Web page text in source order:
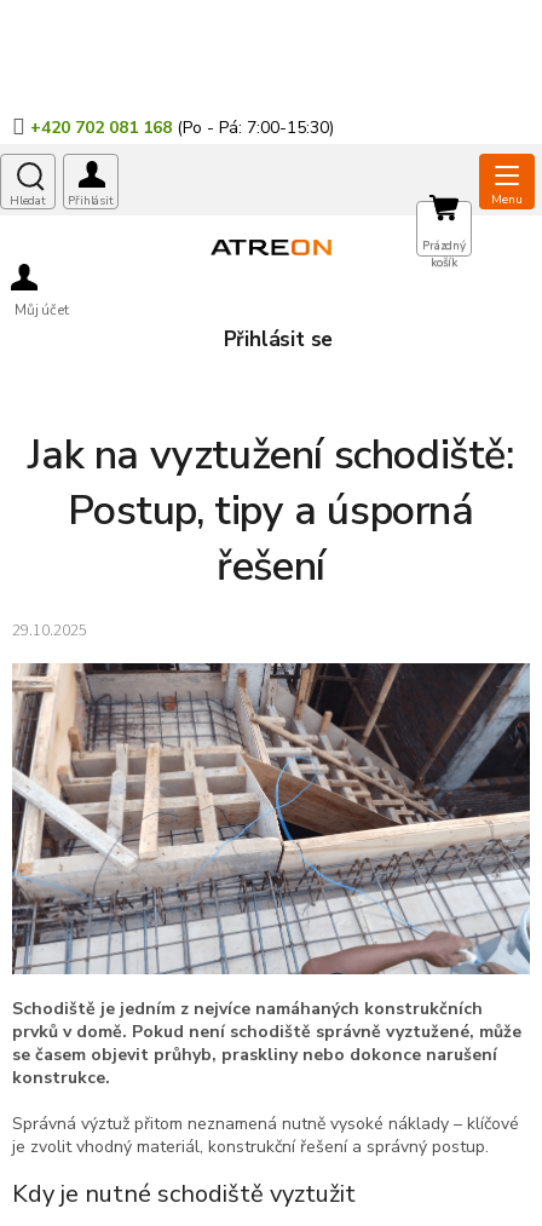
+420 702 081 168
Můj účet
Přihlásit se
NÁKUPNÍ
KOŠÍK
Prázdný
košík
Jak na vyztužení schodiště:
Postup, tipy a úsporná
řešení
29.10.2025
Schodiště je jedním z nejvíce namáhaných konstrukčních
prvků v domě. Pokud není schodiště správně vyztužené, může
se časem objevit průhyb, praskliny nebo dokonce narušení
konstrukce.
Správná výztuž přitom neznamená nutně vysoké náklady – klíčové
je zvolit vhodný materiál, konstrukční řešení a správný postup.
Kdy je nutné schodiště vyztužit